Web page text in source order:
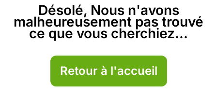
Désolé, Nous n'avons
malheureusement pas trouvé
ce que vous cherchiez...
Retour à l'accueil